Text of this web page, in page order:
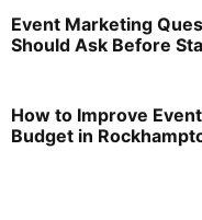
Event Marketing
Should Ask Before
How to Improve
Budget in